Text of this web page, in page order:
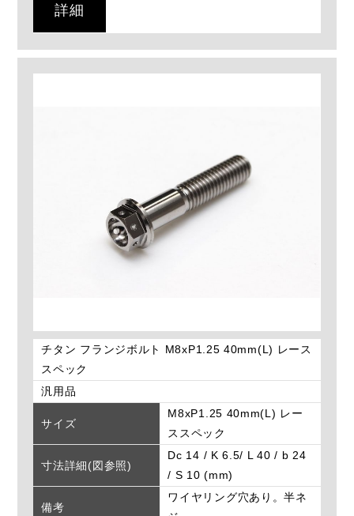
詳細
チタン フランジボルト M8xP1.25 40mm(L) レース
スペック
汎用品
サイズ
M8xP1.25 40mm(L) レー
ススペック
寸法詳細(図参照)
Dc 14 / K 6.5/ L 40 / b 24
/ S 10 (mm)
備考
ワイヤリング穴あり。半ネ